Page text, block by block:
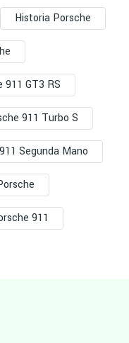
Historia Porsche
911 GT3 RS
911 Turbo S
Segunda Mano
911